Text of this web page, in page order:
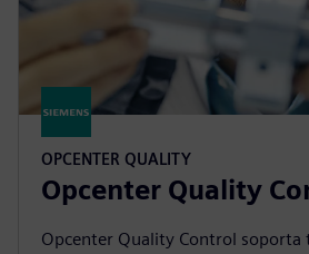
OPCENTER QUALITY
Opcenter Quality
Opcenter Quality Control soporta